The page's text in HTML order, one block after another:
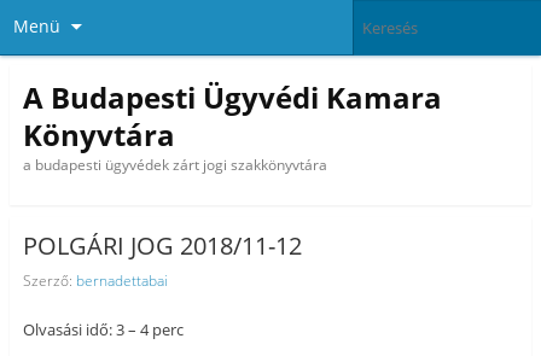
Menü
A Budapesti Ügyvédi Kamara
Könyvtára
a budapesti ügyvédek zárt jogi szakkönyvtára
POLGÁRI JOG 2018/11-12
Szerző: bernadettabai
Olvasási idő: 3 – 4 perc